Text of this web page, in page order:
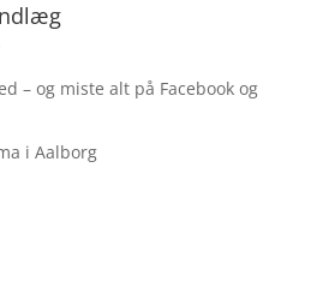
– og miste alt på Facebook og
i Aalborg